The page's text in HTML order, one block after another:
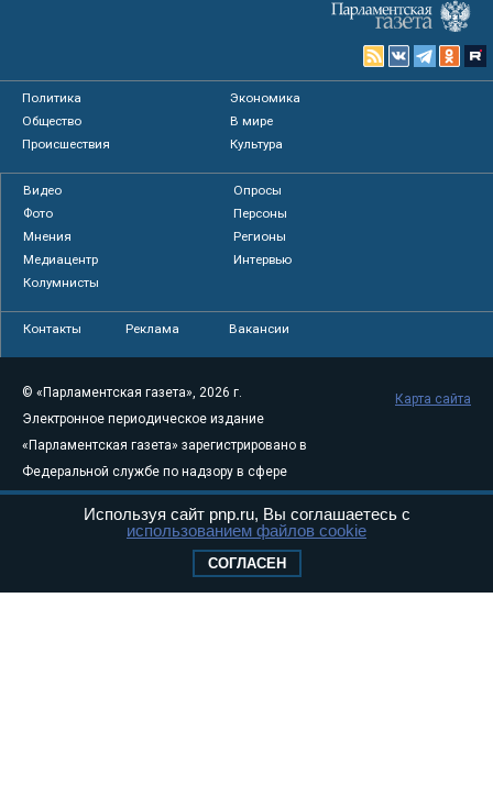
Политика
Экономика
Общество
В мире
Происшествия
Культура
Видео
Опросы
Фото
Персоны
Мнения
Регионы
Медиацентр
Интервью
Колумнисты
Контакты Реклама Вакансии
© «Парламентская газета», 2026 г.
Электронное периодическое издание
«Парламентская газета» зарегистрировано в
Федеральной службе по надзору в сфере
связи, информационных технологий и
массовых коммуникаций (Роскомнадзор) 05
Свидетельство о регистрации Эл № ФС77-
Карта сайта
Используя сайт pnp.ru, Вы соглашаетесь с
использованием файлов cookie
СОГЛАСЕН